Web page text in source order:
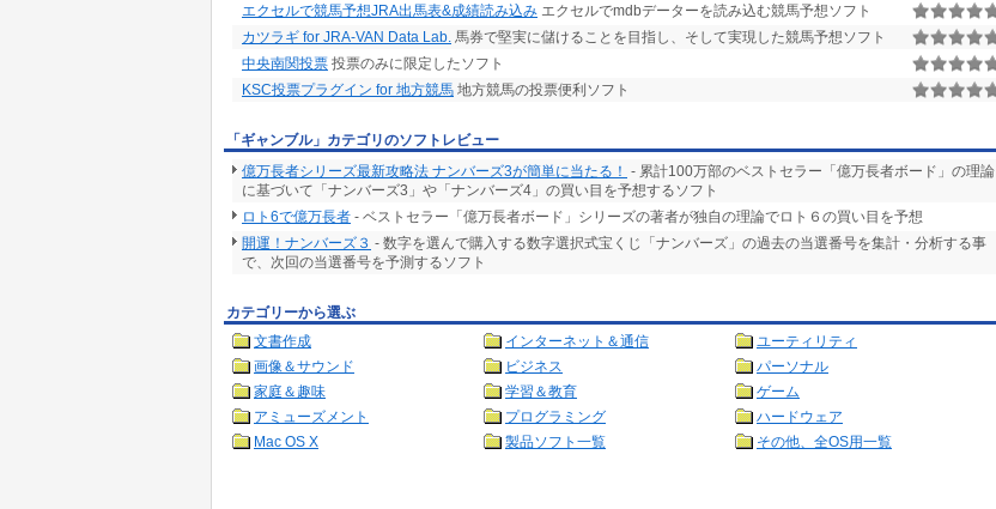
エクセルで競馬予想JRA出馬表&成績読み込み エクセルでmdbデーターを読み込む競馬予想ソフト
カツラギ for JRA-VAN Data Lab. 馬券で堅実に儲けることを目指し、そして実現した競馬予想ソフト
中央南関投票 投票のみに限定したソフト
KSC投票プラグイン for 地方競馬 地方競馬の投票便利ソフト
「ギャンブル」カテゴリのソフトレビュー
億万長者シリーズ最新攻略法 ナンバーズ3が簡単に当たる！ - 累計100万部のベストセラー「億万長者ボード」の理論
に基づいて「ナンバーズ3」や「ナンバーズ4」の買い目を予想するソフト
ロト6で億万長者 - ベストセラー「億万長者ボード」シリーズの著者が独自の理論でロト６の買い目を予想
開運！ナンバーズ３ - 数字を選んで購入する数字選択式宝くじ「ナンバーズ」の過去の当選番号を集計・分析する事
で、次回の当選番号を予測するソフト
カテゴリーから選ぶ
文書作成
インターネット＆通信
ユーティリティ
画像＆サウンド
ビジネス
パーソナル
家庭＆趣味
学習＆教育
ゲーム
アミューズメント
プログラミング
ハードウェア
Mac OS X
製品ソフト一覧 その他、全OS用一覧